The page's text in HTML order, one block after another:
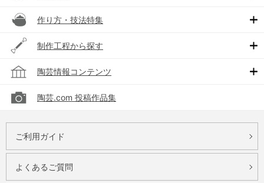
作り方・技法特集
制作工程から探す
陶芸情報コンテンツ
陶芸.com 投稿作品集
ご利用ガイド
よくあるご質問